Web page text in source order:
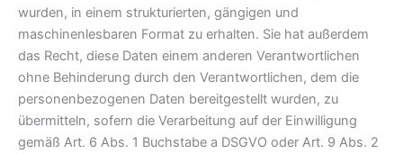
wurden, in einem strukturierten, gängigen und
maschinenlesbaren Format zu erhalten. Sie hat außerdem
das Recht, diese Daten einem anderen Verantwortlichen
ohne Behinderung durch den Verantwortlichen, dem die
personenbezogenen Daten bereitgestellt wurden, zu
übermitteln, sofern die Verarbeitung auf der Einwilligung
gemäß Art. 6 Abs. 1 Buchstabe a DSGVO oder Art. 9 Abs. 2